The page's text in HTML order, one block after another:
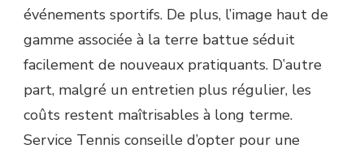
événements sportifs. De plus, l’image haut de
gamme associée à la terre battue séduit
facilement de nouveaux pratiquants. D’autre
part, malgré un entretien plus régulier, les
coûts restent maîtrisables à long terme.
Service Tennis conseille d’opter pour une